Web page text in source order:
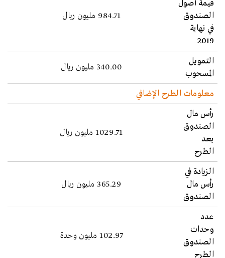
قيمة أصول
الصندوق
في نهاية
2019
984.71 مليون ريال
التمويل
المسحوب
340.00 مليون ريال
معلومات الطرح الإضافي
رأس مال
الصندوق
بعد
الطرح
1029.71 مليون ريال
الزيادة في
رأس مال
الصندوق
365.29 مليون ريال
عدد
وحدات
الصندوق
الطرح
102.97 مليون وحدة